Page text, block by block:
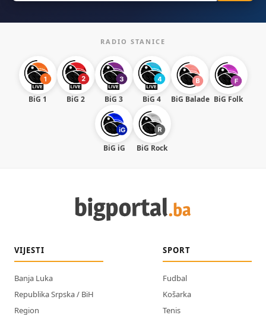
RADIO STANICE
BiG 1 BiG 2 BiG 3 BiG 4 BiG Balade BiG Folk
BiG iG BiG Rock
VIJESTI
Banja Luka
Republika Srpska / BiH
Region
SPORT
Fudbal
Košarka
Tenis